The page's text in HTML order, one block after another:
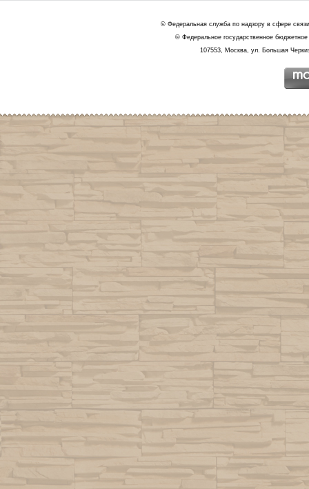
© Федеральная служба по надзору в сфере
© Федеральное государственное
107553, Москва, ул. Большая